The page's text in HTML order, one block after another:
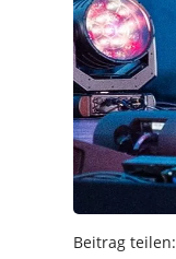
Beitrag teilen: